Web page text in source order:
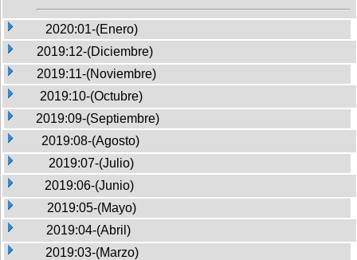
2020:01-(Enero)
2019:12-(Diciembre)
2019:11-(Noviembre)
2019:10-(Octubre)
2019:09-(Septiembre)
2019:08-(Agosto)
2019:07-(Julio)
2019:06-(Junio)
2019:05-(Mayo)
2019:04-(Abril)
2019:03-(Marzo)